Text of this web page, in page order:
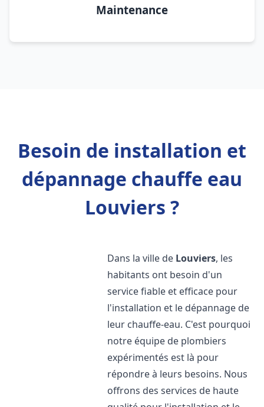
Maintenance
Besoin de installation et
dépannage chauffe eau
Louviers ?
Dans la ville de Louviers, les
habitants ont besoin d'un
service fiable et efficace pour
l'installation et le dépannage de
leur chauffe-eau. C'est pourquoi
notre équipe de plombiers
expérimentés est là pour
répondre à leurs besoins. Nous
offrons des services de haute